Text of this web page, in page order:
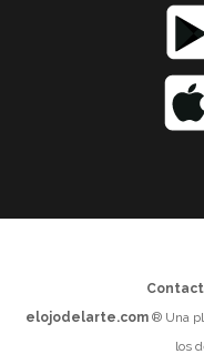
elojodelarte.com® Una
los